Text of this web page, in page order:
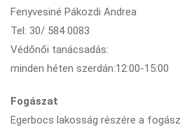
Fenyvesiné Pákozdi Andrea
Tel: 30/ 584 0083
Védőnői tanácsadás:
minden héten szerdán:12:00-15:00
Fogászat
Egerbocs lakosság részére a